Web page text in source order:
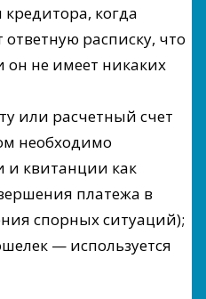
когда
расписку, что
он не имеет никаких
или расчетный счет
необходимо
и квитанции как
платежа в
спорных ситуаций);
— используется